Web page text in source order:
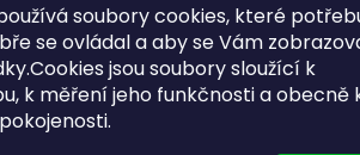
soubory cookies, které
se ovládal a aby se Vám
jsou soubory sloužící k
k měření jeho funkčnosti a obecně